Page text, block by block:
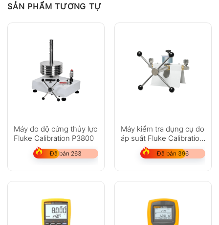
SẢN PHẨM TƯƠNG TỰ
Máy đo độ cứng thủy lực
Fluke Calibration P3800
Đã bán 263
Máy kiểm tra dụng cụ đo
áp suất Fluke Calibration
Đã bán 396